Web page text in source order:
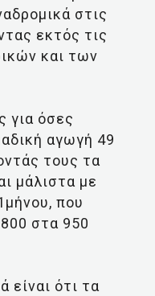
στις
εκτός τις
και των
για όσες
αγωγή 49
τους τα
μάλιστα με
που
στα 950
είναι ότι τα